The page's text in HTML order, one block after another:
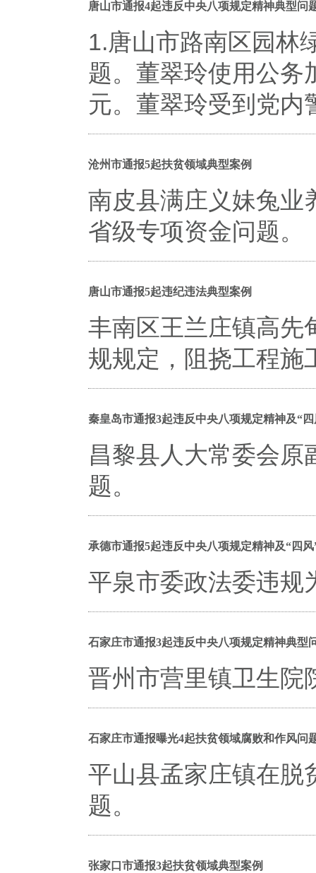
唐山市通报4起违反中央八项规定精神典型问
1.唐山市路南区园林
题。董翠玲使用公务
元。董翠玲受到党内
沧州市通报5起扶贫领域典型案例
南皮县满庄义妹兔业
省级专项资金问题。
唐山市通报5起违纪违法典型案例
丰南区王兰庄镇高先
规规定，阻挠工程施
秦皇岛市通报3起违反中央八项规定精神及“
昌黎县人大常委会原
题。
承德市通报5起违反中央八项规定精神及“四
平泉市委政法委违规
石家庄市通报3起违反中央八项规定精神典型
晋州市营里镇卫生院
石家庄市通报曝光4起扶贫领域腐败和作风问
平山县孟家庄镇在脱
题。
张家口市通报3起扶贫领域典型案例